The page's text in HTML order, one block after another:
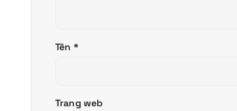
Tên *
Trang web